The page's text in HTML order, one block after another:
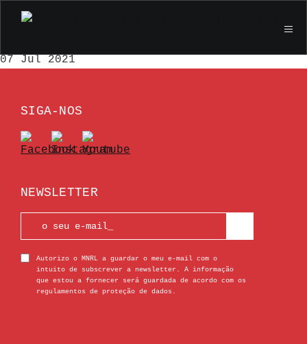
Futuros dirigentes dos Museus, Monumentos e
07 Jul 2021
SIGA-NOS
NEWSLETTER
Autorizo o MNRL a guardar o meu e-mail com o
intuito de subscrever a newsletter. A informação
que estou a fornecer será guardada de acordo com os
regulamentos de proteção de dados.